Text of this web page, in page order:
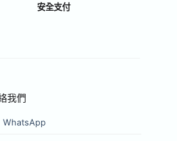
安全支付
我們
WhatsApp